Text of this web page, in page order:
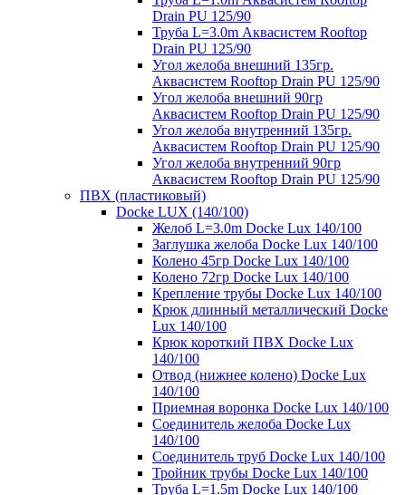
Drain PU 125/90
Труба L=3.0m Аквасистем Rooftop
Drain PU 125/90
Угол желоба внешний 135гр.
Аквасистем Rooftop Drain PU 125/90
Угол желоба внешний 90гр
Аквасистем Rooftop Drain PU 125/90
Угол желоба внутренний 135гр.
Аквасистем Rooftop Drain PU 125/90
Угол желоба внутренний 90гр
Аквасистем Rooftop Drain PU 125/90
ПВХ (пластиковый)
Docke LUX (140/100)
Желоб L=3.0m Docke Lux 140/100
Заглушка желоба Docke Lux 140/100
Колено 45гр Docke Lux 140/100
Колено 72гр Docke Lux 140/100
Крепление трубы Docke Lux 140/100
Крюк длинный металлический Docke
Lux 140/100
Крюк короткий ПВХ Docke Lux
140/100
Отвод (нижнее колено) Docke Lux
140/100
Приемная воронка Docke Lux 140/100
Соединитель желоба Docke Lux
140/100
Соединитель труб Docke Lux 140/100
Тройник трубы Docke Lux 140/100
Труба L=1.5m Docke Lux 140/100